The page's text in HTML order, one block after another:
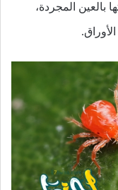
بالعين المجردة،